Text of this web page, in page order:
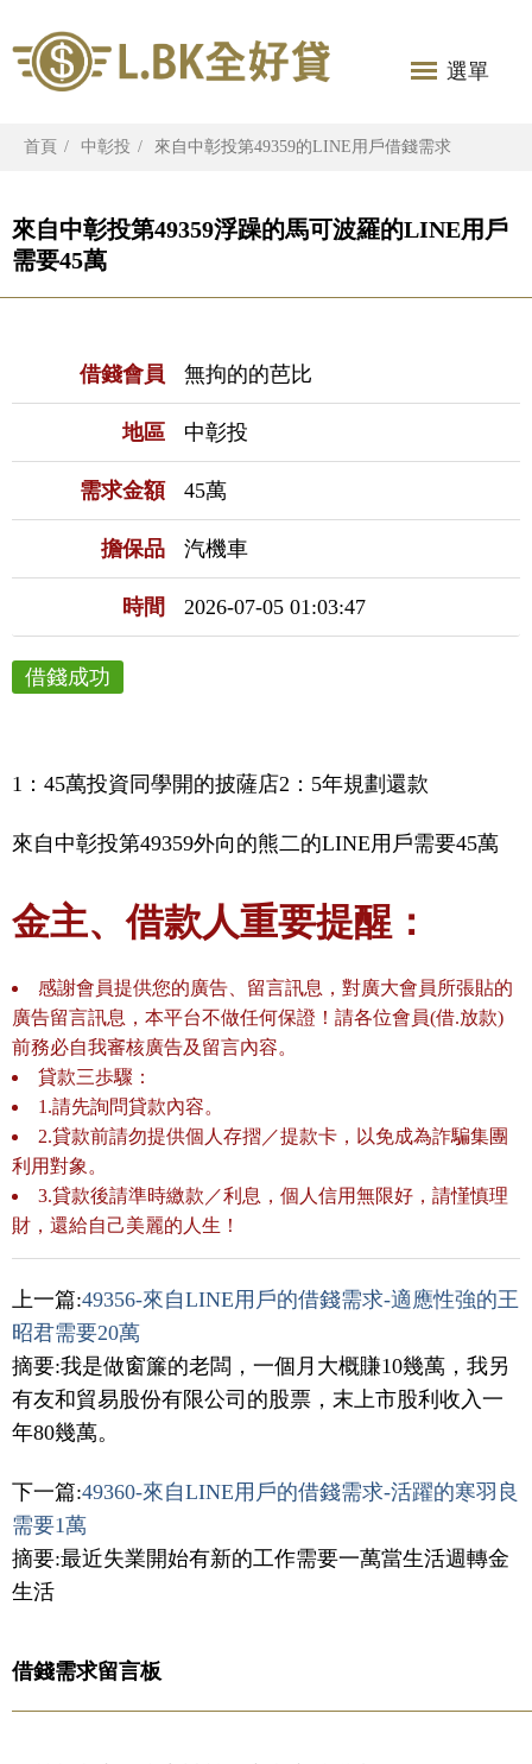
選單
首頁 中彰投 來自中彰投第49359的LINE用戶借錢需求
來自中彰投第49359浮躁的馬可波羅的LINE用戶
需要45萬
借錢會員 無拘的的芭比
地區 中彰投
需求金額 45萬
擔保品 汽機車
時間 2026-07-05 01:03:47
借錢成功
1：45萬投資同學開的披薩店2：5年規劃還款
來自中彰投第49359外向的熊二的LINE用戶需要45萬
金主、借款人重要提醒：
感謝會員提供您的廣告、留言訊息，對廣大會員所張貼的
廣告留言訊息，本平台不做任何保證！請各位會員(借.放款)
前務必自我審核廣告及留言內容。
貸款三歩驟：
1.請先詢問貸款內容。
2.貸款前請勿提供個人存摺／提款卡，以免成為詐騙集團
利用對象。
3.貸款後請準時繳款／利息，個人信用無限好，請慬慎理
財，還給自己美麗的人生！
上一篇:49356-來自LINE用戶的借錢需求-適應性強的王
昭君需要20萬
摘要:我是做窗簾的老闆，一個月大概賺10幾萬，我另
有友和貿易股份有限公司的股票，末上市股利收入一
年80幾萬。
下一篇:49360-來自LINE用戶的借錢需求-活躍的寒羽良
需要1萬
摘要:最近失業開始有新的工作需要一萬當生活週轉金
生活
借錢需求留言板